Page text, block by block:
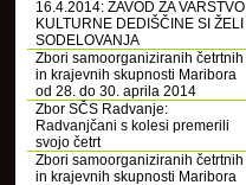
16.4.2014: ZAVOD ZA VARSTVO
KULTURNE DEDIŠČINE SI ŽELI
SODELOVANJA
Zbori samoorganiziranih četrtnih
in krajevnih skupnosti Maribora
od 28. do 30. aprila 2014
Zbor SČS Radvanje:
Radvanjčani s kolesi premerili
svojo četrt
Zbori samoorganiziranih četrtnih
in krajevnih skupnosti Maribora